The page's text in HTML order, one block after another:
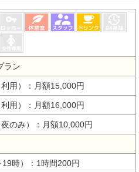
ラン
用）：月額15,000円
用）：月額16,000円
のみ）：月額10,000円
時）：1時間200円